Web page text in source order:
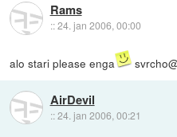
Rams
::24. jan 2006, 00:00
alo stari please enga
AirDevil
::24. jan 2006, 00:21